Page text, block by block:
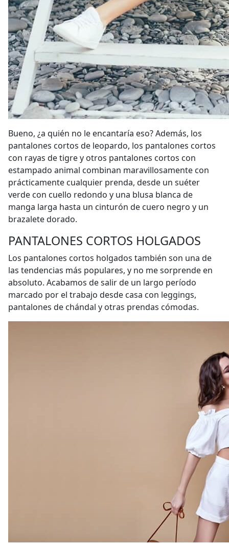
Bueno, ¿a quién no le encantaría eso? Además, los
pantalones cortos de leopardo, los pantalones cortos
con rayas de tigre y otros pantalones cortos con
estampado animal combinan maravillosamente con
prácticamente cualquier prenda, desde un suéter
verde con cuello redondo y una blusa blanca de
manga larga hasta un cinturón de cuero negro y un
brazalete dorado.
PANTALONES CORTOS HOLGADOS
Los pantalones cortos holgados también son una de
las tendencias más populares, y no me sorprende en
absoluto. Acabamos de salir de un largo período
marcado por el trabajo desde casa con leggings,
pantalones de chándal y otras prendas cómodas.